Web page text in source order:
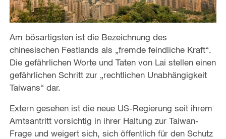
Am bösartigsten ist die Bezeichnung des
chinesischen Festlands als „fremde feindliche Kraft“.
Die gefährlichen Worte und Taten von Lai stellen einen
gefährlichen Schritt zur „rechtlichen Unabhängigkeit
Taiwans“ dar.
Extern gesehen ist die neue US-Regierung seit ihrem
Amtsantritt vorsichtig in ihrer Haltung zur Taiwan-
Frage und weigert sich, sich öffentlich für den Schutz